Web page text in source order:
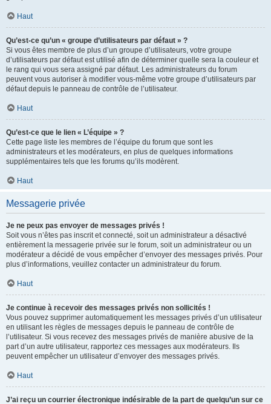
Haut
Qu’est-ce qu’un « groupe d’utilisateurs par défaut » ?
Si vous êtes membre de plus d’un groupe d’utilisateurs, votre groupe
d’utilisateurs par défaut est utilisé afin de déterminer quelle sera la couleur et
le rang qui vous sera assigné par défaut. Les administrateurs du forum
peuvent vous autoriser à modifier vous-même votre groupe d’utilisateurs par
défaut depuis le panneau de contrôle de l’utilisateur.
Haut
Qu’est-ce que le lien « L’équipe » ?
Cette page liste les membres de l’équipe du forum que sont les
administrateurs et les modérateurs, en plus de quelques informations
supplémentaires tels que les forums qu’ils modèrent.
Haut
Messagerie privée
Je ne peux pas envoyer de messages privés !
Soit vous n’êtes pas inscrit et connecté, soit un administrateur a désactivé
entièrement la messagerie privée sur le forum, soit un administrateur ou un
modérateur a décidé de vous empêcher d’envoyer des messages privés. Pour
plus d’informations, veuillez contacter un administrateur du forum.
Haut
Je continue à recevoir des messages privés non sollicités !
Vous pouvez supprimer automatiquement les messages privés d’un utilisateur
en utilisant les règles de messages depuis le panneau de contrôle de
l’utilisateur. Si vous recevez des messages privés de manière abusive de la
part d’un autre utilisateur, rapportez ces messages aux modérateurs. Ils
peuvent empêcher un utilisateur d’envoyer des messages privés.
Haut
J’ai reçu un courrier électronique indésirable de la part de quelqu’un sur ce